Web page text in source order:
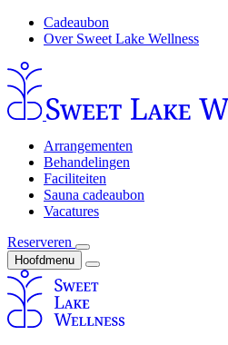
Cadeaubon
Over Sweet Lake Wellness
Arrangementen
Behandelingen
Faciliteiten
Sauna cadeaubon
Vacatures
Reserveren
Hoofdmenu